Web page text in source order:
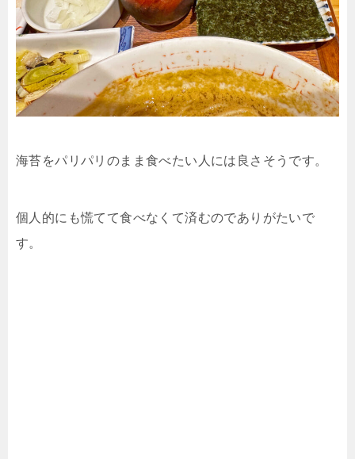
海苔をパリパリのまま食べたい人には良さそうです。
個人的にも慌てて食べなくて済むのでありがたいで
す。